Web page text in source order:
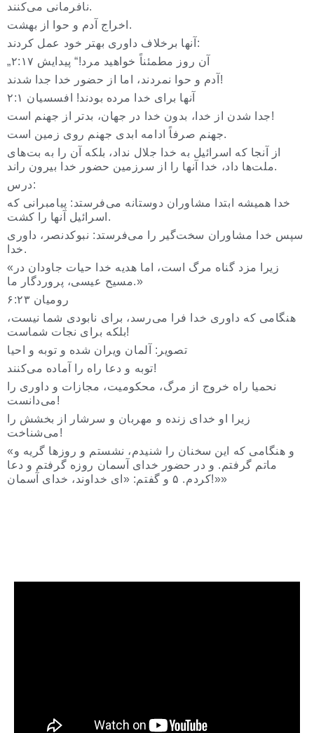
نافرمانی می‌کنند.
اخراج آدم و حوا از بهشت.
آنها برخلاف داوری بهتر خود عمل کردند:
„آن روز مطمئناً خواهید مرد!“ پیدایش ۲:۱۷
آدم و حوا نمردند، اما از حضور خدا جدا شدند!
آنها برای خدا مرده بودند! افسسیان ۲:۱
جدا شدن از خدا، بدون خدا در جهان، بدتر از جهنم است!
جهنم صرفاً ادامه ابدی جهنم روی زمین است.
از آنجا که اسرائیل به خدا جلال نداد، بلکه آن را به بت‌های
ملت‌ها داد، خدا آنها را از سرزمین حضور خدا بیرون راند.
درس:
خدا همیشه ابتدا مشاوران دوستانه می‌فرستد: پیامبرانی که
اسرائیل آنها را کشت.
سپس خدا مشاوران سخت‌گیر را می‌فرستد: نبوکدنصر، داوری
خدا.
«زیرا مزد گناه مرگ است، اما هدیه خدا حیات جاودان در
مسیح عیسی، پروردگار ما.»
رومیان ۶:۲۳
هنگامی که داوری خدا فرا می‌رسد، برای نابودی شما نیست،
بلکه برای نجات شماست!
تصویر: آلمان ویران شده و توبه و احیا
توبه و دعا راه را آماده می‌کنند!
نحمیا راه خروج از مرگ، محکومیت، مجازات و داوری را
می‌دانست!
زیرا او خدای زنده و مهربان و سرشار از بخشش را
می‌شناخت!
«و هنگامی که این سخنان را شنیدم، نشستم و روزها گریه و
ماتم گرفتم. و در حضور خدای آسمان روزه گرفتم و دعا
کردم. ۵ و گفتم: «ای خداوند، خدای آسمان!»»